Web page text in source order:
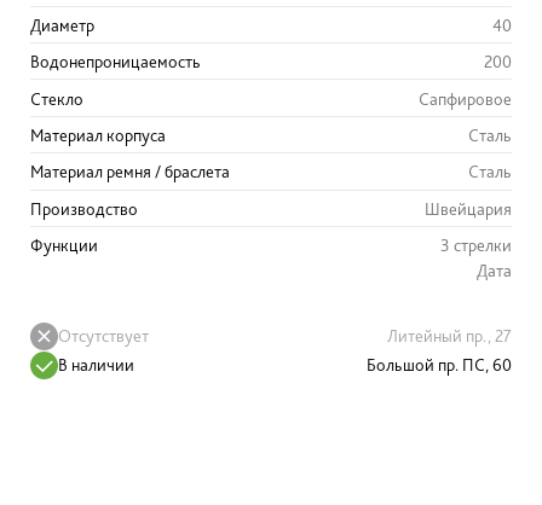
Диаметр
40
Водонепроницаемость
200
Стекло
Сапфировое
Материал корпуса
Сталь
Материал ремня / браслета
Сталь
Производство
Швейцария
Функции
3 стрелки
Дата
Отсутствует
Литейный пр., 27
В наличии
Большой пр. ПС, 60